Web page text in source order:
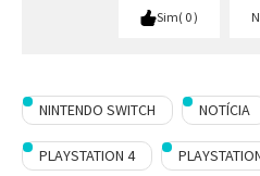
Sim 0
NINTENDO SWITCH NOTÍCIA
PLAYSTATION 4